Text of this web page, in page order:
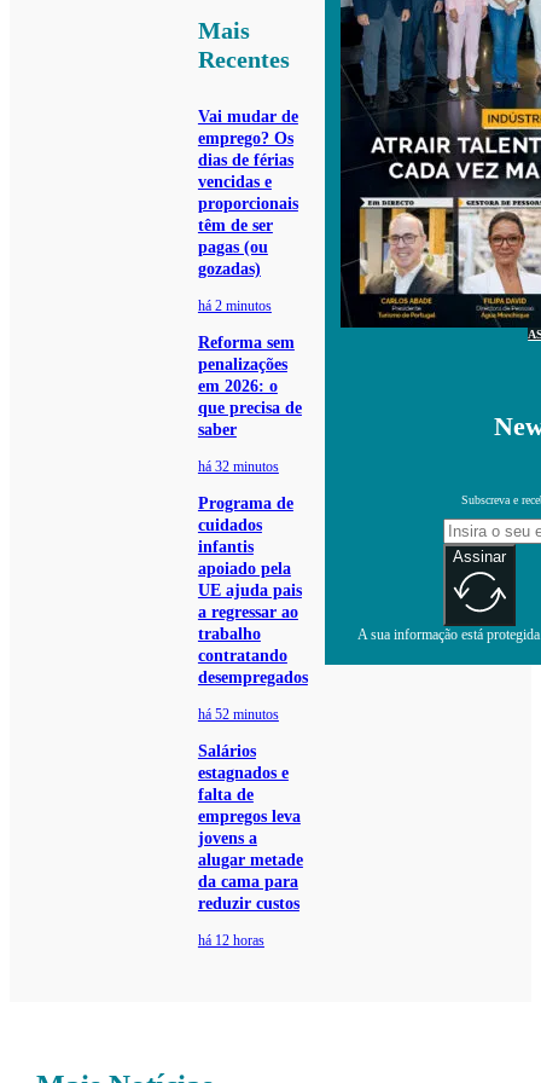
Mais
Recentes
Vai mudar de
emprego? Os
dias de férias
vencidas e
proporcionais
têm de ser
pagas (ou
gozadas)
há 2 minutos
Reforma sem
penalizações
em 2026: o
que precisa de
saber
há 32 minutos
Programa de
cuidados
infantis
apoiado pela
UE ajuda pais
a regressar ao
trabalho
contratando
desempregados
há 52 minutos
Salários
estagnados e
falta de
empregos leva
jovens a
alugar metade
da cama para
reduzir custos
há 12 horas
Subscreva e
Assinar
A sua informação está